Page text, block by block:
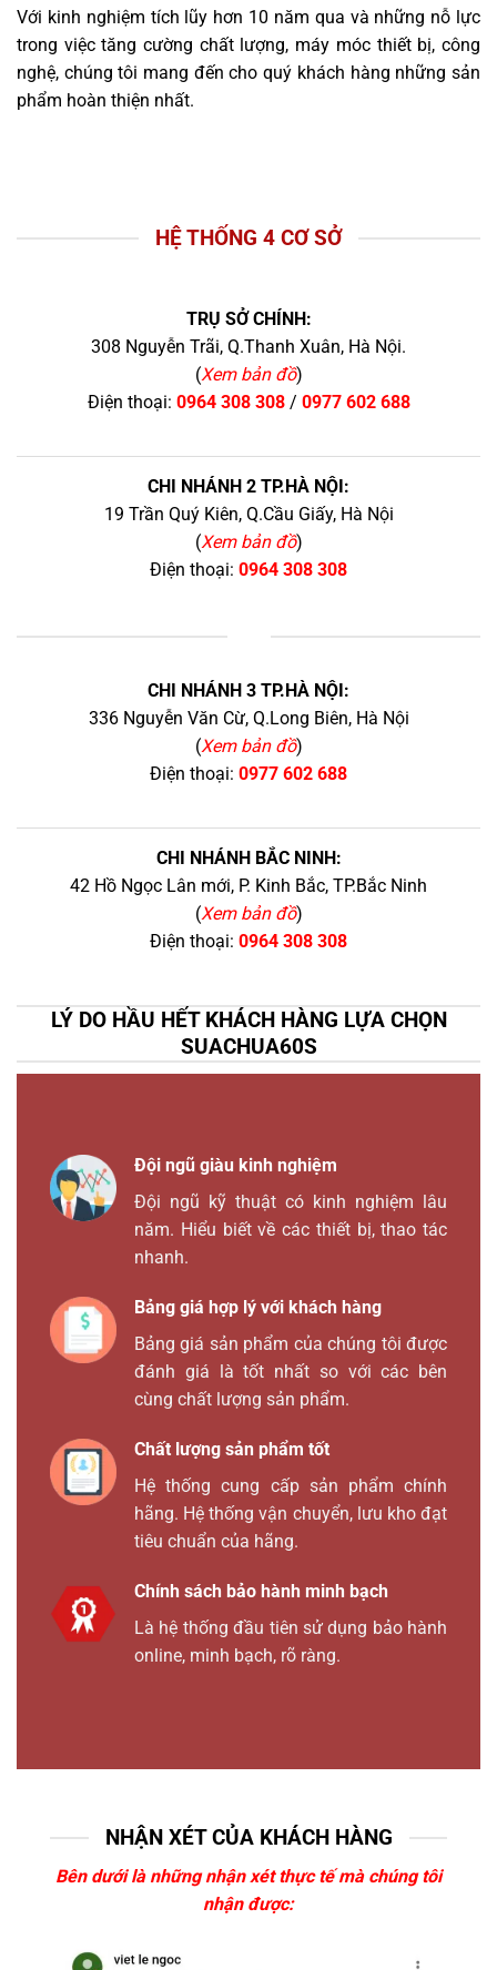
Với kinh nghiệm tích lũy hơn 10 năm qua và những nỗ lực
trong việc tăng cường chất lượng, máy móc thiết bị, công
nghệ, chúng tôi mang đến cho quý khách hàng những sản
phẩm hoàn thiện nhất.
HỆ THỐNG 4 CƠ SỞ
TRỤ SỞ CHÍNH:
308 Nguyễn Trãi, Q.Thanh Xuân, Hà Nội.
(Xem bản đồ)
Điện thoại: 0964 308 308/ 0977 602 688
CHI NHÁNH 2 TP.HÀ NỘI:
19 Trần Quý Kiên, Q.Cầu Giấy, Hà Nội
(Xem bản đồ)
Điện thoại: 0964 308 308
CHI NHÁNH 3 TP.HÀ NỘI:
336 Nguyễn Văn Cừ, Q.Long Biên, Hà Nội
(Xem bản đồ)
Điện thoại: 0977 602 688
CHI NHÁNH BẮC NINH:
42 Hồ Ngọc Lân mới, P. Kinh Bắc, TP.Bắc Ninh
(Xem bản đồ)
Điện thoại: 0964 308 308
LÝ DO HẦU HẾT KHÁCH HÀNG LỰA CHỌN
SUACHUA60S
Đội ngũ giàu kinh nghiệm
Đội ngũ kỹ thuật có kinh nghiệm lâu
năm. Hiểu biết về các thiết bị, thao tác
nhanh.
Bảng giá hợp lý với khách hàng
Bảng giá sản phẩm của chúng tôi được
đánh giá là tốt nhất so với các bên
cùng chất lượng sản phẩm.
Chất lượng sản phẩm tốt
Hệ thống cung cấp sản phẩm chính
hãng. Hệ thống vận chuyển, lưu kho đạt
tiêu chuẩn của hãng.
Chính sách bảo hành minh bạch
Là hệ thống đầu tiên sử dụng bảo hành
online, minh bạch, rõ ràng.
NHẬN XÉT CỦA KHÁCH HÀNG
Bên dưới là những nhận xét thực tế mà chúng tôi
nhận được: